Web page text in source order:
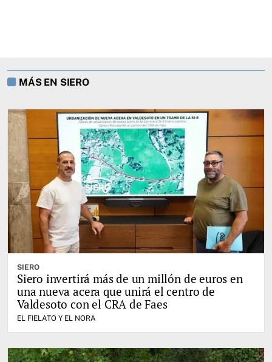
MÁS EN SIERO
SIERO
Siero invertirá más de un millón de euros en
una nueva acera que unirá el centro de
Valdesoto con el CRA de Faes
EL FIELATO Y EL NORA